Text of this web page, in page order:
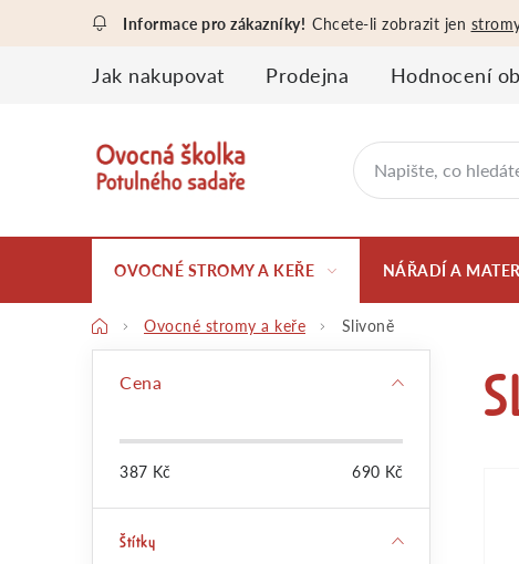
Chcete-li zobrazit jen
Jak nakupovat Prodejna Hodnocení
OVOCNÉ STROMY A KEŘE NÁŘADÍ A
DomůOvocné stromy a keře Slivoně
s
Cena
387 Kč 690 Kč
Štítky